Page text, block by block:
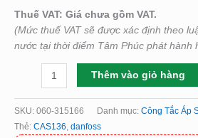
Thuế VAT: Giá chưa gồm VAT.
(Mức thuế VAT sẽ được xác định theo
nước tại thời điểm Tâm Phúc phát hành
Thêm vào giỏ hàng
SKU: 060-315166 Danh mục: Công Tắc Áp
Thẻ: CAS136, danfoss